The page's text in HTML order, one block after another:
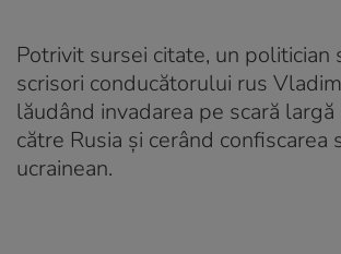
Potrivit sursei citate, un politician
scrisori conducătorului rus
lăudând invadarea pe scară largă
către Rusia și cerând confiscarea
ucrainean.